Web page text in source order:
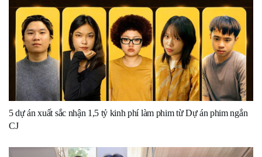
5 dự án xuất sắc nhận 1,5 tỷ kinh phí làm phim từ Dự án phim ngắn
CJ